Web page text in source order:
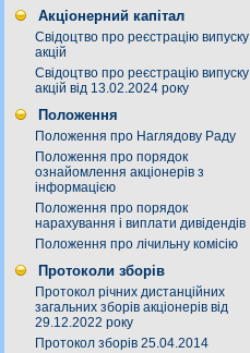
Акціонерний капітал
Свідоцтво про реєстрацію випуску
акцій
Свідоцтво про реєстрацію випуску
акцій від 13.02.2024 року
Положення
Положення про Наглядову Раду
Положення про порядок
ознайомлення акціонерів з
інформацією
Положення про порядок
нарахування і виплати дивідендів
Положення про лічильну комісію
Протоколи зборів
Протокол річних дистанційних
загальних зборів акціонерів від
29.12.2022 року
Протокол зборів 25.04.2014